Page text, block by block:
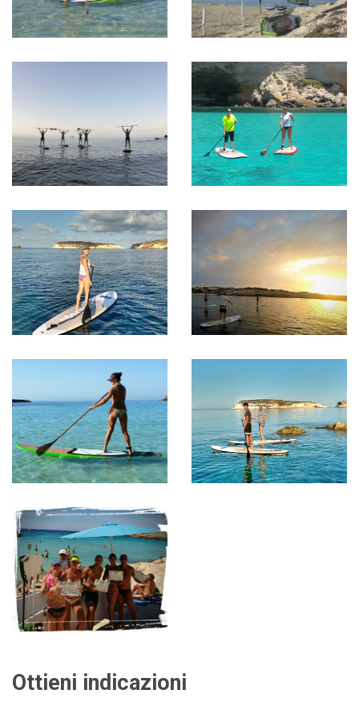
Ottieni indicazioni